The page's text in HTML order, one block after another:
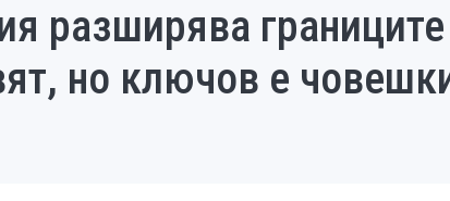
разширява границите
но ключов е